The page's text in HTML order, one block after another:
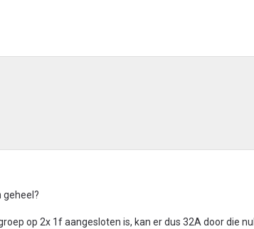
geheel?
op 2x 1f aangesloten is, kan er dus 32A door die